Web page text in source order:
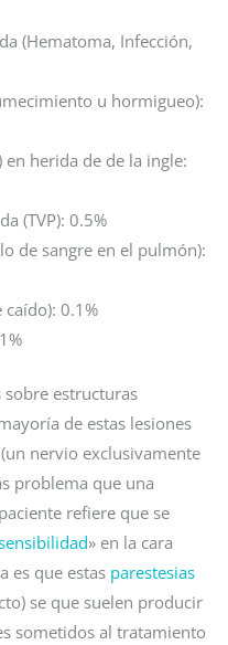
(Hematoma, Infección,
u hormigueo):
en herida de de la ingle:
(TVP): 0.5%
de sangre en el pulmón):
0.1%
sobre estructuras
de estas lesiones
nervio exclusivamente
problema que una
refiere que se
» en la cara
es que estas parestesias
se que suelen producir
sometidos al tratamiento